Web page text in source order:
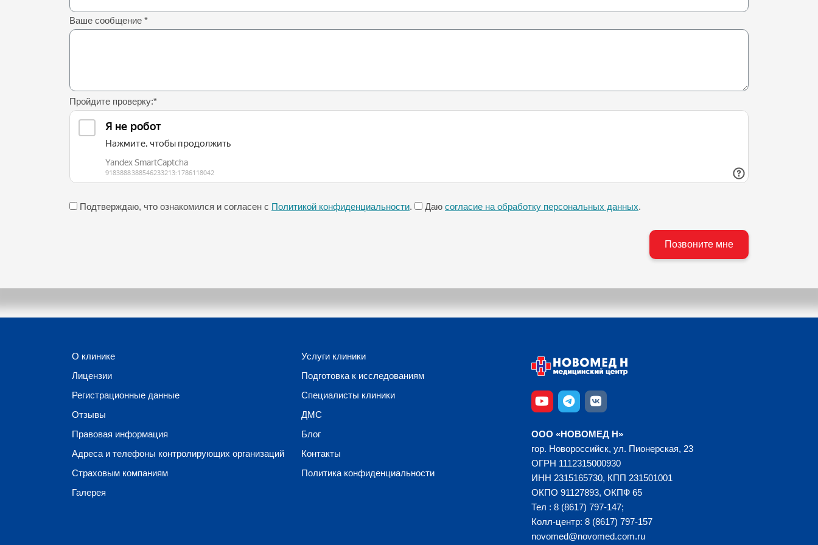
Ваше сообщение *
Пройдите проверку:*
Подтверждаю, что ознакомился и согласен с Политикой конфиденциальности. Даю согласие на обработку персональных данных.
ООО «НОВОМЕД Н»
гор. Новороссийск, ул. Пионерская, 23
ОГРН 1112315000930
ИНН 2315165730, КПП 231501001
ОКПО 91127893, ОКПФ 65
Тел : 8 (8617) 797-147;
Колл-центр: 8 (8617) 797-157
novomed@novomed.com.ru
О клинике
Лицензии
Регистрационные данные
Отзывы
Правовая информация
Адреса и телефоны контролирующих организаций
Страховым компаниям
Галерея
Услуги клиники
Подготовка к исследованиям
Специалисты клиники
ДМС
Блог
Контакты
Политика конфиденциальности